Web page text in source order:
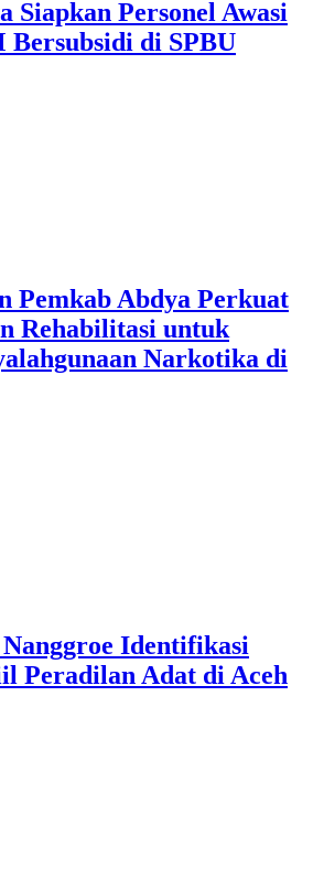
Siapkan Personel Awasi
Bersubsidi di SPBU
Pemkab Abdya Perkuat
Rehabilitasi untuk
Narkotika di
Identifikasi
Peradilan Adat di Aceh